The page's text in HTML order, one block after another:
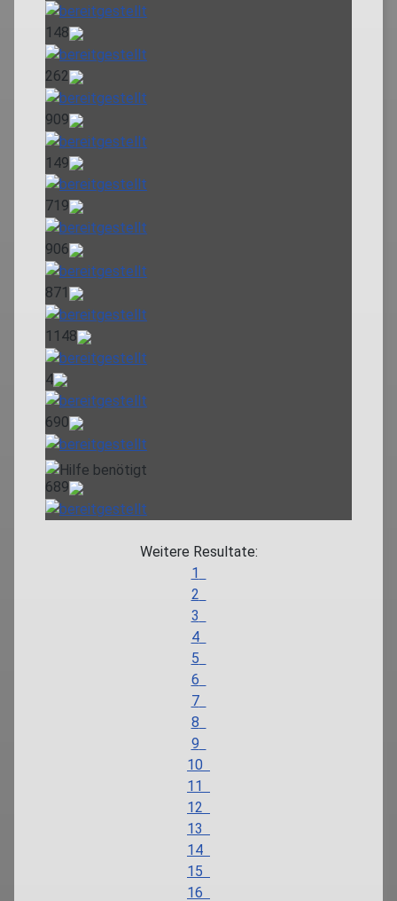
148
262
909
149
719
906
871
1148
4
690
689
Weitere Resultate:
1
2
3
4
5
6
7
8
9
10
11
12
13
14
15
16